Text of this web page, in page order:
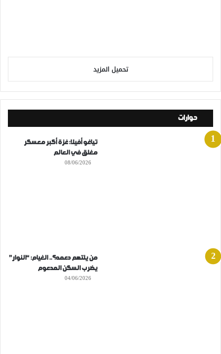
تحميل المزيد
حوارات
تياغو أفيلا: غزة أكبر معسكر
مغلق في العالم
08/06/2026
من يلتهم دعمه؟.. الغيام: “النوار”
يضرب السكن المدعوم
04/06/2026